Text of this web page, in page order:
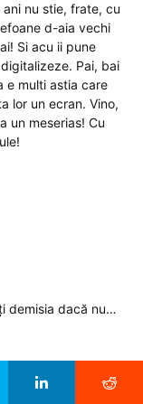
nu stie, frate, cu
d-aia vechi
Si acu ii pune
Pai, bai
e multi astia care
lor un ecran. Vino,
un meserias! Cu
demisia dacă nu…